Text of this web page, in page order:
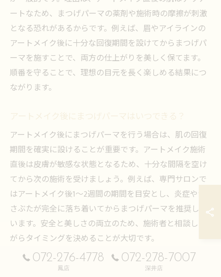
ートなため、まつげパーマの薬剤や施術時の摩擦が刺激
となる恐れがあるからです。例えば、眉やアイラインの
アートメイク後に十分な回復期間を設けてからまつげパ
ーマを施すことで、両方の仕上がりを美しく保てます。
順番を守ることで、理想の目元を長く楽しめる結果につ
ながります。
アートメイク後にまつげパーマはいつできる？
アートメイク後にまつげパーマを行う場合は、肌の回復
期間を確実に設けることが重要です。アートメイク施術
直後は皮膚が敏感な状態となるため、十分な間隔を空け
てから次の施術を受けましょう。例えば、専門サロンで
はアートメイク後1〜2週間の期間を目安とし、炎症やか
さぶたが完全に落ち着いてからまつげパーマを推奨して
います。安全と美しさの両立のため、施術者と相談しな
がらタイミングを決めることが大切です。
まつげパーマ前にアートを受ける際の注意点解説
072-276-4778
鳳店
072-278-7007
深井店